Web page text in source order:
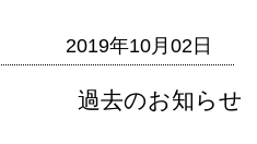
2019年10月02日
過去のお知らせ